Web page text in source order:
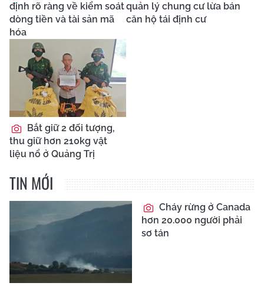
định rõ ràng về kiểm soát
dòng tiền và tài sản mã
hóa
quản lý chung cư lừa bán
căn hộ tái định cư
Bắt giữ 2 đối tượng,
thu giữ hơn 210kg vật
liệu nổ ở Quảng Trị
TIN MỚI
Cháy rừng ở Canada
hơn 20.000 người phải
sơ tán